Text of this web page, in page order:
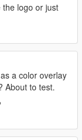
the logo or just
a color overlay
About to test.